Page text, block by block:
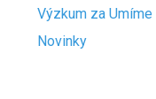
Výzkum za Umíme
Novinky